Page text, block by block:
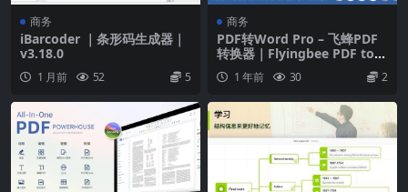
商务
iBarcoder ｜条形码生成器｜
v3.18.0
1 月前 52 5
商务
PDF转Word Pro – 飞蜂PDF
转换器｜Flyingbee PDF to
Word Pro｜v8.8.4
1 年前 30 2